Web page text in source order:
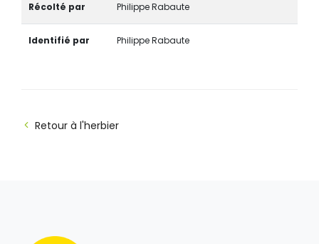
Récolté par Philippe Rabaute
Identifié par Philippe Rabaute
Retour à l'herbier